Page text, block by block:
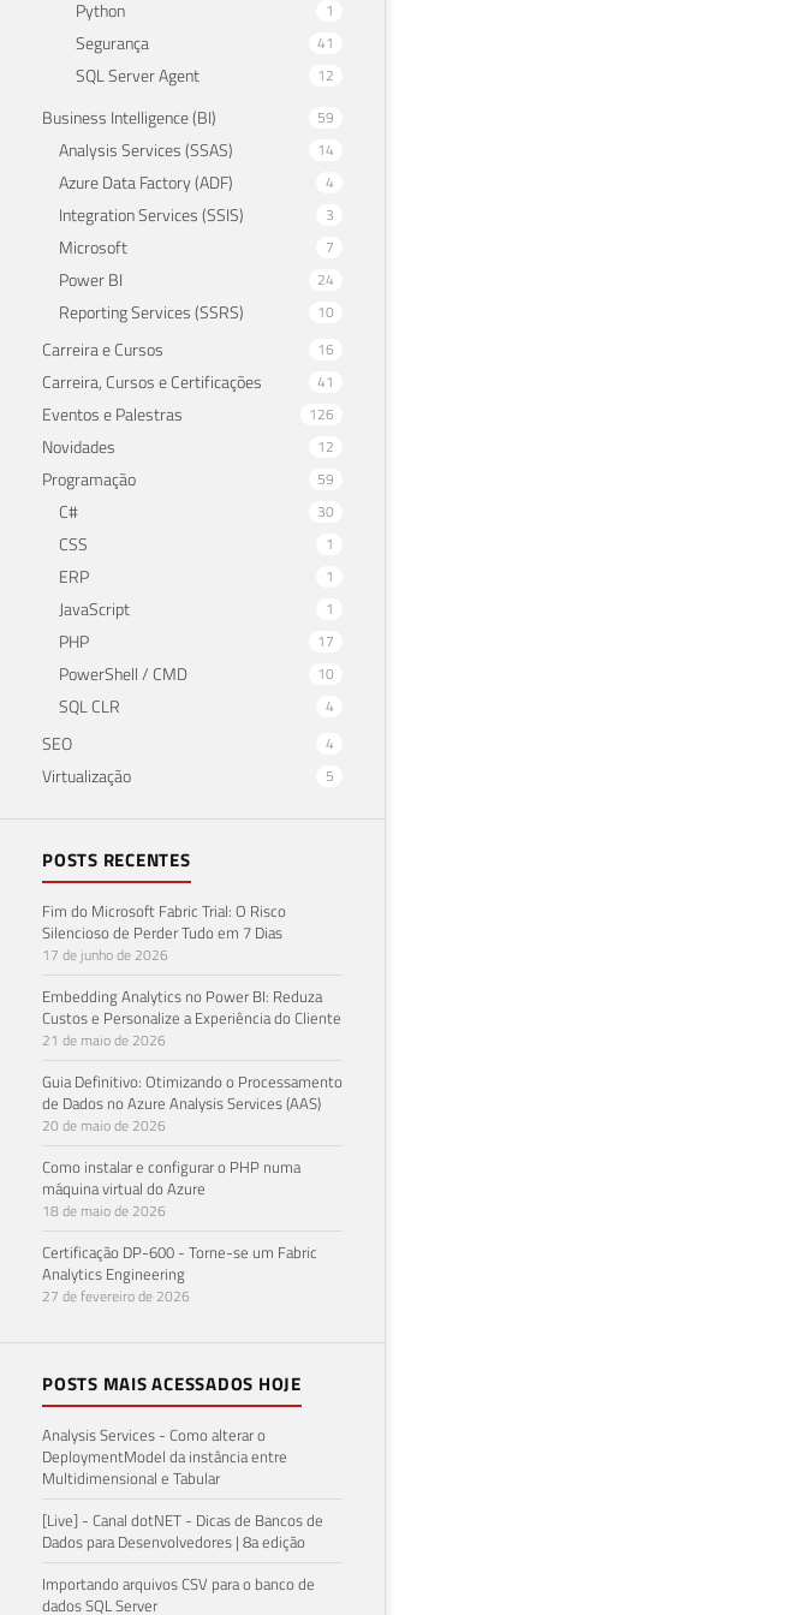
Python 1
Segurança 41
SQL Server Agent 12
Business Intelligence (BI) 59
Analysis Services (SSAS) 14
Azure Data Factory (ADF) 4
Integration Services (SSIS) 3
Microsoft 7
Power BI 24
Reporting Services (SSRS) 10
Carreira e Cursos 16
Carreira, Cursos e Certificações 41
Eventos e Palestras 126
Novidades 12
Programação 59
C# 30
CSS 1
ERP 1
JavaScript 1
PHP 17
PowerShell / CMD 10
SQL CLR 4
SEO 4
Virtualização 5
POSTS RECENTES
Fim do Microsoft Fabric Trial: O Risco
Silencioso de Perder Tudo em 7 Dias
17 de junho de 2026
Embedding Analytics no Power BI: Reduza
Custos e Personalize a Experiência do Cliente
21 de maio de 2026
Guia Definitivo: Otimizando o Processamento
de Dados no Azure Analysis Services (AAS)
20 de maio de 2026
Como instalar e configurar o PHP numa
máquina virtual do Azure
18 de maio de 2026
Certificação DP-600 - Torne-se um Fabric
Analytics Engineering
27 de fevereiro de 2026
POSTS MAIS ACESSADOS HOJE
Analysis Services - Como alterar o
DeploymentModel da instância entre
Multidimensional e Tabular
[Live] - Canal dotNET - Dicas de Bancos de
Dados para Desenvolvedores | 8a edição
Importando arquivos CSV para o banco de
dados SQL Server